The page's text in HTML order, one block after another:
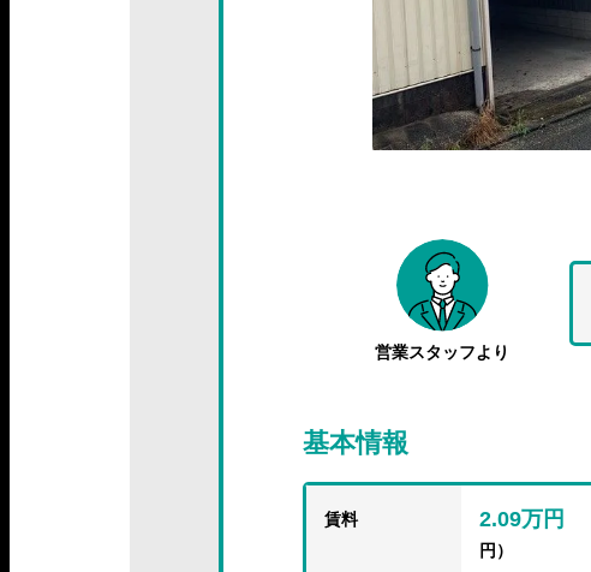
営業スタッフより
基本情報
賃料 2.09万円
円）